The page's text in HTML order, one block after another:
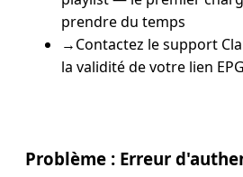
prendre du temps
→Contactez le support
la validité de votre lien EPG
Problème : Erreur